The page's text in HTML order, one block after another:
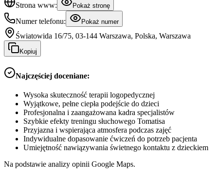
Strona www:
Pokaż stronę
Numer telefonu: Pokaż numer
Światowida 16/75, 03-144 Warszawa, Polska, Warszawa
Kopiuj
Najczęściej doceniane:
Wysoka skuteczność terapii logopedycznej
Wyjątkowe, pełne ciepła podejście do dzieci
Profesjonalna i zaangażowana kadra specjalistów
Szybkie efekty treningu słuchowego Tomatisa
Przyjazna i wspierająca atmosfera podczas zajęć
Indywidualne dopasowanie ćwiczeń do potrzeb pacjenta
Umiejętność nawiązywania świetnego kontaktu z dzieckiem
Na podstawie analizy opinii Google Maps.